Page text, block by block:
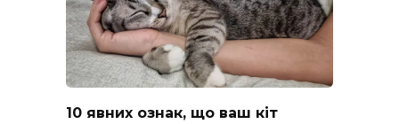
10 явних ознак, що ваш кіт